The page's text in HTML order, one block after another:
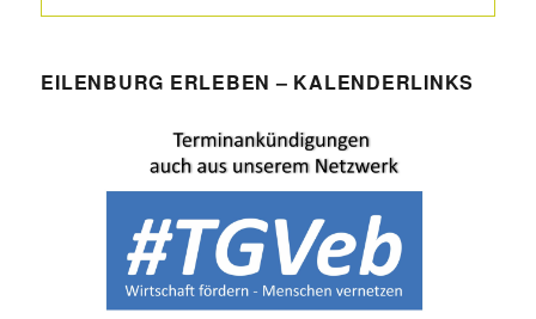
EILENBURG ERLEBEN – KALENDERLINKS